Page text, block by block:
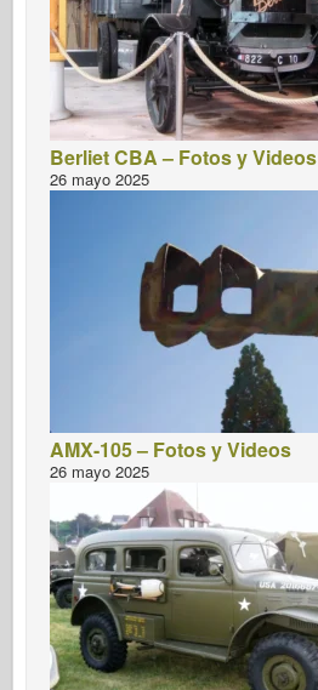
Berliet CBA – Fotos y Videos
26 mayo 2025
AMX-105 – Fotos y Videos
26 mayo 2025